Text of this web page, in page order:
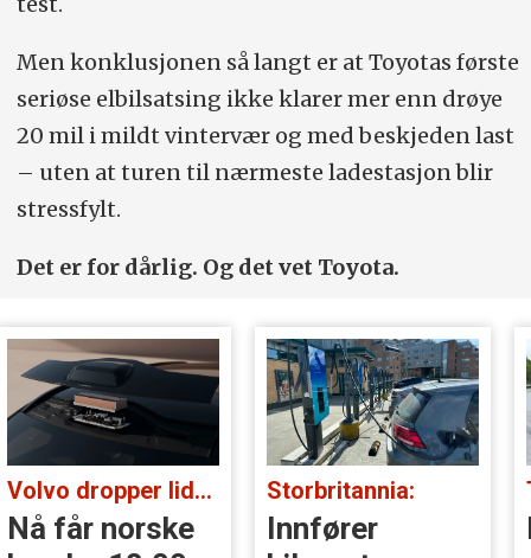
Men konklusjonen så langt er at Toyotas første
seriøse elbilsatsing ikke klarer mer enn drøye
20 mil i mildt vintervær og med beskjeden last
– uten at turen til nærmeste ladestasjon blir
stressfylt.
Det er for dårlig. Og det vet Toyota.
Storbritannia:
Innfører
Tatt i kontroll:
Kjørte med